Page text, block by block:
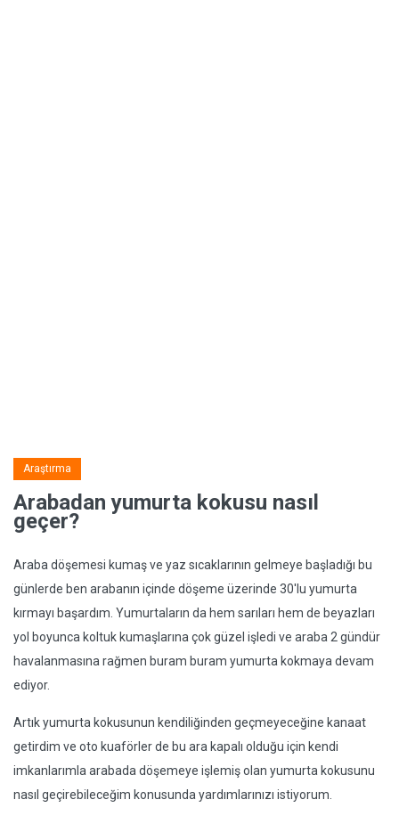
Araştırma
Arabadan yumurta kokusu nasıl
geçer?
Araba döşemesi kumaş ve yaz sıcaklarının gelmeye başladığı bu
günlerde ben arabanın içinde döşeme üzerinde 30'lu yumurta
kırmayı başardım. Yumurtaların da hem sarıları hem de beyazları
yol boyunca koltuk kumaşlarına çok güzel işledi ve araba 2 gündür
havalanmasına rağmen buram buram yumurta kokmaya devam
ediyor.
Artık yumurta kokusunun kendiliğinden geçmeyeceğine kanaat
getirdim ve oto kuaförler de bu ara kapalı olduğu için kendi
imkanlarımla arabada döşemeye işlemiş olan yumurta kokusunu
nasıl geçirebileceğim konusunda yardımlarınızı istiyorum.